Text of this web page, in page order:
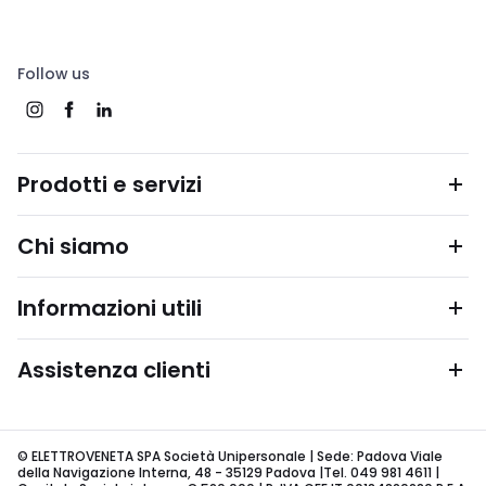
Follow us
Prodotti e servizi
Chi siamo
Informazioni utili
Assistenza clienti
© ELETTROVENETA SPA Società Unipersonale | Sede: Padova Viale
della Navigazione Interna, 48 - 35129 Padova |Tel. 049 981 4611 |